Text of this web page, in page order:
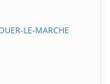
LE-MARCHE